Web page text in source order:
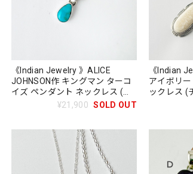
《Indian Jewelry 》ALICE
JOHNSON作 キングマン ターコ
イズ ペンダント ネックレス (チ
ェーン オプション)
¥21,900 SOLD OUT
《Indian Jewelry
アイボリー L サ
ックレス (